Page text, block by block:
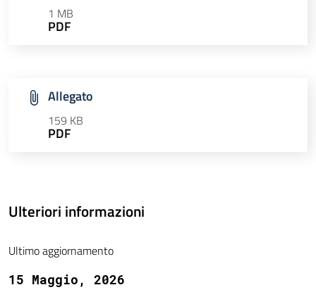
1 MB
PDF
Allegato
159 KB
PDF
Ulteriori informazioni
Ultimo aggiornamento
15 Maggio, 2026